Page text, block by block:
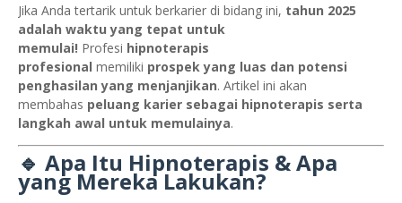
Jika Anda tertarik untuk berkarier di bidang ini, tahun 2025
adalah waktu yang tepat untuk
memulai! Profesi hipnoterapis
profesional memiliki prospek yang luas dan potensi
penghasilan yang menjanjikan. Artikel ini akan
membahas peluang karier sebagai hipnoterapis serta
langkah awal untuk memulainya.
🔹 Apa Itu Hipnoterapis & Apa
yang Mereka Lakukan?